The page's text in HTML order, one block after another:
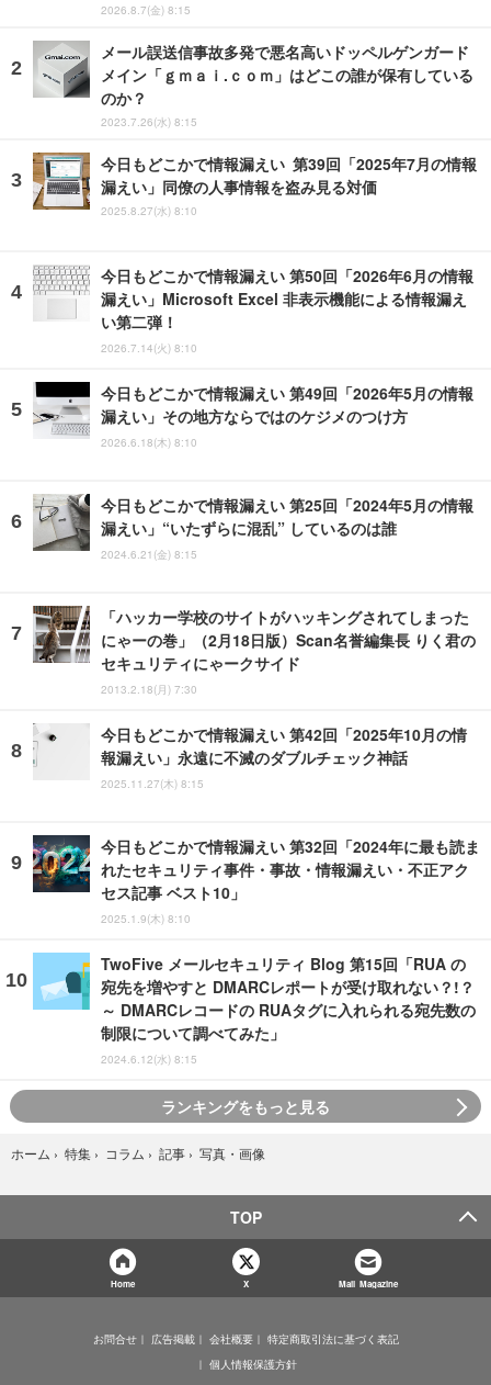
2026.8.7(金) 8:15
メール誤送信事故多発で悪名高いドッペルゲンガード
メイン「ｇｍａｉ.ｃｏｍ」はどこの誰が保有している
のか？
2023.7.26(水) 8:15
今日もどこかで情報漏えい 第39回「2025年7月の情報
漏えい」同僚の人事情報を盗み見る対価
2025.8.27(水) 8:10
今日もどこかで情報漏えい 第50回「2026年6月の情報
漏えい」Microsoft Excel 非表示機能による情報漏え
い第二弾！
2026.7.14(火) 8:10
今日もどこかで情報漏えい 第49回「2026年5月の情報
漏えい」その地方ならではのケジメのつけ方
2026.6.18(木) 8:10
今日もどこかで情報漏えい 第25回「2024年5月の情報
漏えい」“いたずらに混乱” しているのは誰
2024.6.21(金) 8:15
「ハッカー学校のサイトがハッキングされてしまった
にゃーの巻」（2月18日版）Scan名誉編集長 りく君の
セキュリティにゃークサイド
2013.2.18(月) 7:30
今日もどこかで情報漏えい 第42回「2025年10月の情
報漏えい」永遠に不滅のダブルチェック神話
2025.11.27(木) 8:15
今日もどこかで情報漏えい 第32回「2024年に最も読ま
れたセキュリティ事件・事故・情報漏えい・不正アク
セス記事 ベスト10」
2025.1.9(木) 8:10
TwoFive メールセキュリティ Blog 第15回「RUA の
宛先を増やすと DMARCレポートが受け取れない？!？
～ DMARCレコードの RUAタグに入れられる宛先数の
制限について調べてみた」
2024.6.12(水) 8:15
ランキングをもっと見る
ホーム › 特集 › コラム › 記事 › 写真・画像
TOP
Home X Mail Magazine
お問合せ 広告掲載 会社概要
特定商取引法に基づく表記
個人情報保護方針